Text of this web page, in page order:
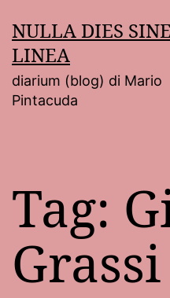
al
contenuto
NULLA DIES SINE
LINEA
diarium (blog) di Mario
Pintacuda
Tag:
Grassi